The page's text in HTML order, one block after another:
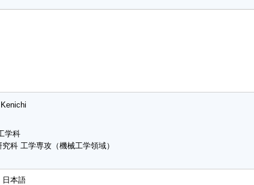
学科
科 工学専攻（機械工学領域）
日本語